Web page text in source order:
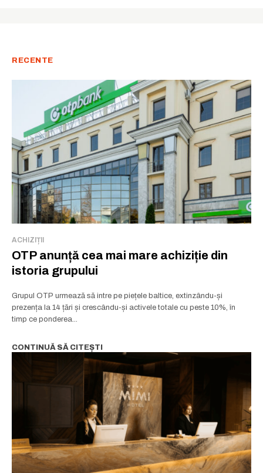
Abonează-te la newsletterul The List și citește știrile altfel.
Abonează-te
Am citit și accept Politica de confidențialitate.
RECENTE
ACHIZIȚII
OTP anunță cea mai mare achiziție din
istoria grupului
Grupul OTP urmează să intre pe piețele baltice, extinzându-și
prezența la 14 țări și crescându-și activele totale cu peste 10%, în
timp ce ponderea...
CONTINUĂ SĂ CITEȘTI